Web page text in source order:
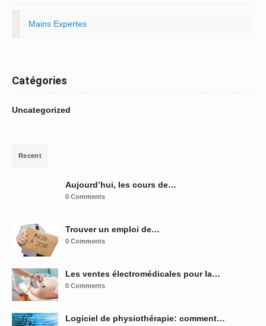
Mains Expertes
Catégories
Uncategorized
Recent
Aujourd’hui, les cours de…
0 Comments
Trouver un emploi de…
0 Comments
Les ventes électromédicales pour la…
0 Comments
Logiciel de physiothérapie: comment…